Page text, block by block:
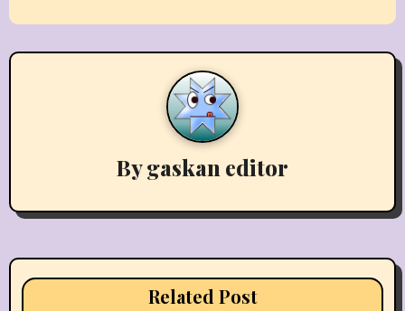
n
a
a
t
Bygaskan editor
Related Post